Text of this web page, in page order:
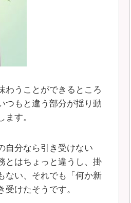
わうことができるところ
つもと違う部分が揺り動
す。
自分なら引き受けない
とはちょっと違うし、掛
ない、それでも「何か新
けたそうです。